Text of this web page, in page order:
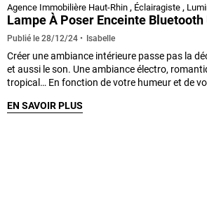
Agence Immobilière Haut-Rhin , Éclairagiste ,
Lampe À Poser Enceinte
Publié le 28/12/24 Isabelle
Créer une ambiance intérieure passe pas la
et aussi le son. Une ambiance électro,
tropical… En fonction de votre humeur et de
EN SAVOIR PLUS